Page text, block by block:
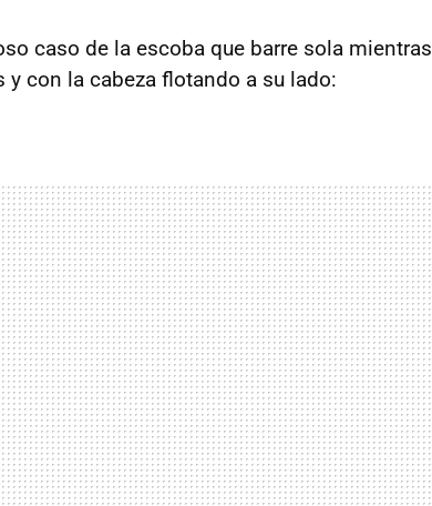
caso de la escoba que barre sola mientras
con la cabeza flotando a su lado: